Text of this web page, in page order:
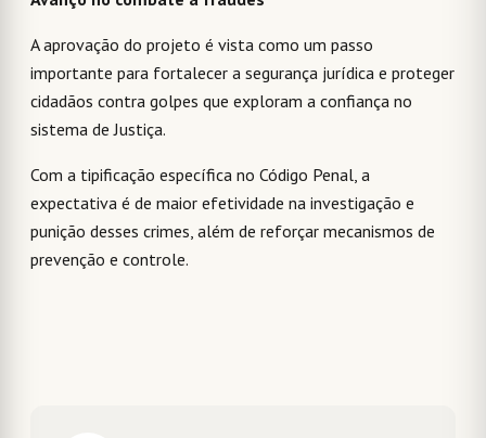
A aprovação do projeto é vista como um passo
importante para fortalecer a segurança jurídica e proteger
cidadãos contra golpes que exploram a confiança no
sistema de Justiça.
Com a tipificação específica no Código Penal, a
expectativa é de maior efetividade na investigação e
punição desses crimes, além de reforçar mecanismos de
prevenção e controle.